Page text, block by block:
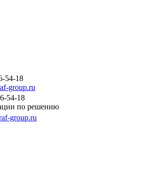
54-18
group.ru
54-18
по решению
group.ru